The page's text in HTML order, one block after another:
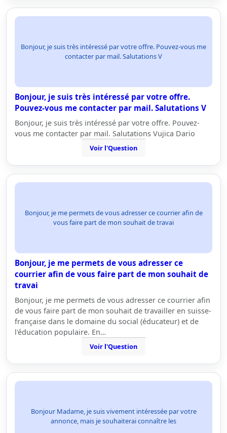
Bonjour, je suis très intéressé par votre offre. Pouvez-vous me
contacter par mail. Salutations V
Bonjour, je suis très intéressé par votre offre.
Pouvez-vous me contacter par mail. Salutations V
Bonjour, je suis très intéressé par votre offre. Pouvez-
vous me contacter par mail. Salutations Vujica Dario
Voir l'Question
Bonjour, je me permets de vous adresser ce courrier afin de
vous faire part de mon souhait de travai
Bonjour, je me permets de vous adresser ce
courrier afin de vous faire part de mon souhait de
travai
Bonjour, je me permets de vous adresser ce courrier afin
de vous faire part de mon souhait de travailler en suisse-
française dans le domaine du social (éducateur) et de
l'éducation populaire. En…
Voir l'Question
Bonjour Madame, je suis vivement intéressée par votre
annonce, mais je souhaiterai connaître les